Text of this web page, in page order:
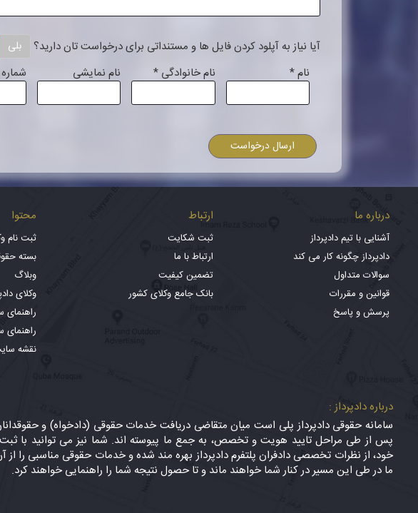
آیا نیاز به آپلود کردن فایل ها و مستنداتی برای درخواست تان دارید؟ بلی
نام* نام خانوادگی* نام نمایشی
ارسال درخواست
درباره ما
آشنایی با تیم دادپرداز
دادپرداز چگونه کار می کند
سوالات متداول
قوانین و مقررات
پرسش و پاسخ
ارتباط
ثبت شکایت
ارتباط با ما
تضمین کیفیت
بانک جامع وکلای کشور
محتوا
ثبت نام
بسته
وبلاگ
وکلای
راهنمای
راهنمای
نقشه
درباره دادپرداز :
سامانه حقوقی دادپرداز پلی است میان متقاضی دریافت خدمات حقوقی (دادخواه) و
پس از طی مراحل تایید هویت و تخصص، به جمع ما پیوسته اند. شما نیز می توانید با
خود، از نظرات تخصصی دادفران پلتفرم دادپرداز بهره مند شده و خدمات حقوقی مناسبی را از
ما در طی این مسیر در کنار شما خواهند ماند و تا حصول نتیجه شما را راهنمایی خواهند کرد.